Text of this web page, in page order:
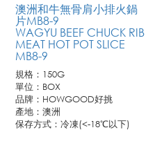
澳洲和牛無骨肩小排火鍋
片MB8-9
WAGYU BEEF CHUCK RIB
MEAT HOT POT SLICE
MB8-9
規格：150G
單位：BOX
品牌：HOWGOOD好挑
產地：澳洲
保存方式：冷凍(<-18℃以下)